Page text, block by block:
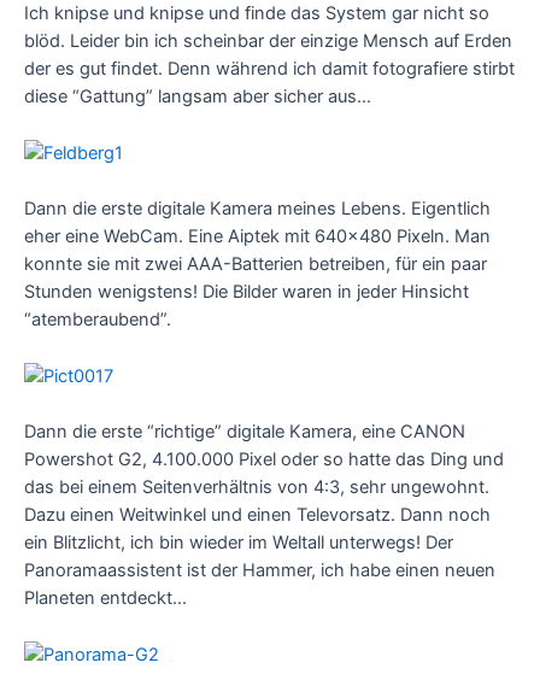
Ich knipse und knipse und finde das System gar nicht so
blöd. Leider bin ich scheinbar der einzige Mensch auf Erden
der es gut findet. Denn während ich damit fotografiere stirbt
diese “Gattung” langsam aber sicher aus…
Dann die erste digitale Kamera meines Lebens. Eigentlich
eher eine WebCam. Eine Aiptek mit 640×480 Pixeln. Man
konnte sie mit zwei AAA-Batterien betreiben, für ein paar
Stunden wenigstens! Die Bilder waren in jeder Hinsicht
“atemberaubend”.
Dann die erste “richtige” digitale Kamera, eine CANON
Powershot G2, 4.100.000 Pixel oder so hatte das Ding und
das bei einem Seitenverhältnis von 4:3, sehr ungewohnt.
Dazu einen Weitwinkel und einen Televorsatz. Dann noch
ein Blitzlicht, ich bin wieder im Weltall unterwegs! Der
Panoramaassistent ist der Hammer, ich habe einen neuen
Planeten entdeckt…